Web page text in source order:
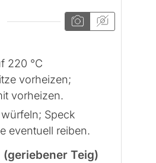
220 °C
vorheizen;
vorheizen.
Speck
eventuell reiben.
Teig)